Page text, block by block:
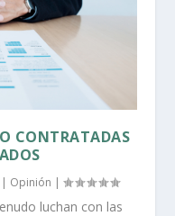
CONTRATADAS
| Opinión |
luchan con las